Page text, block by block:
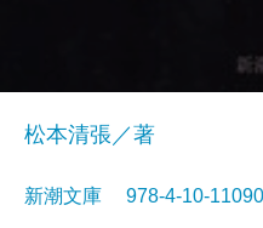
松本清張／著
新潮文庫 978-4-10-